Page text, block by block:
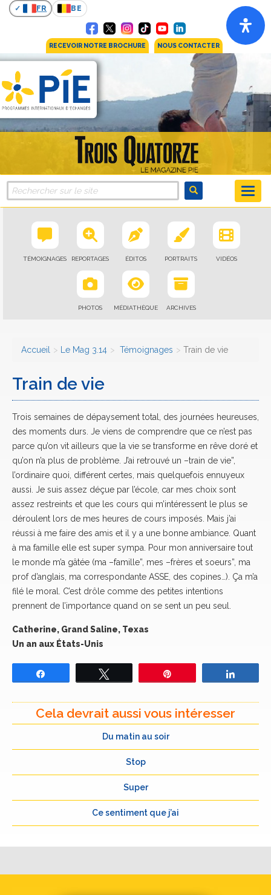
FR BE
RECEVOIR NOTRE BROCHURE NOUS CONTACTER
TÉMOIGNAGES REPORTAGES ÉDITOS PORTRAITS VIDÉOS
PHOTOS MÉDIATHÈQUE ARCHIVES
Accueil Le Mag 3.14 Témoignages Train de vie
Train de vie
Trois semaines de dépaysement total, des journées heureuses,
des moments durs. Je viens de comprendre que ce n’est pas
parce qu’on vit ailleurs que la vie se transforme en rêve doré et
qu’on n’a plus de problème. J’ai retrouvé un –train de vie”,
l’ordinaire quoi, différent certes, mais quelquefois ennuyeux
aussi. Je suis assez déçue par l’école, car mes choix sont
assez restreints et que les cours qui m’intéressent le plus se
déroulent lors de mes heures de cours imposés. Mais j’ai
réussi à me faire des amis et il y a une bonne ambiance. Quant
à ma famille elle est super sympa. Pour mon anniversaire tout
le monde m’a gâtée (ma –famille”, mes –frères et soeurs”, ma
prof d’anglais, ma correspondante ASSE, des copines…). Ça m’a
filé le moral. C’est drôle comme des petites intentions
prennent de l’importance quand on se sent un peu seul.
Catherine, Grand Saline, Texas
Un an aux États-Unis
Cela devrait aussi vous intéresser
Du matin au soir
Stop
Super
Ce sentiment que j’ai